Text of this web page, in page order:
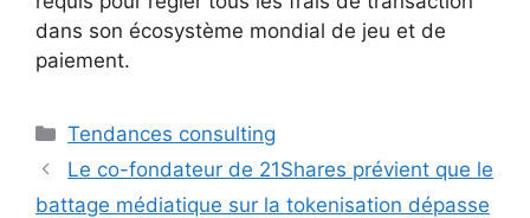
dans son écosystème mondial de jeu et de
paiement.
Catégories
Tendances consulting
Le co-fondateur de 21Shares prévient que le
battage médiatique sur la tokenisation dépasse